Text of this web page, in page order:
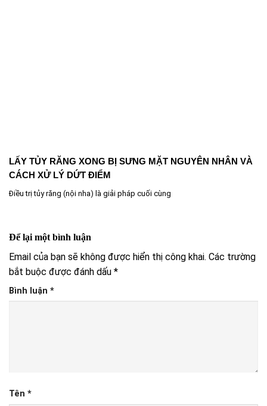
LẤY TỦY RĂNG XONG BỊ SƯNG MẶT NGUYÊN NHÂN VÀ
CÁCH XỬ LÝ DỨT ĐIỂM
Điều trị tủy răng (nội nha) là giải pháp cuối cùng
Để lại một bình luận
Email của bạn sẽ không được hiển thị công khai. Các trường
bắt buộc được đánh dấu *
Bình luận *
Tên *